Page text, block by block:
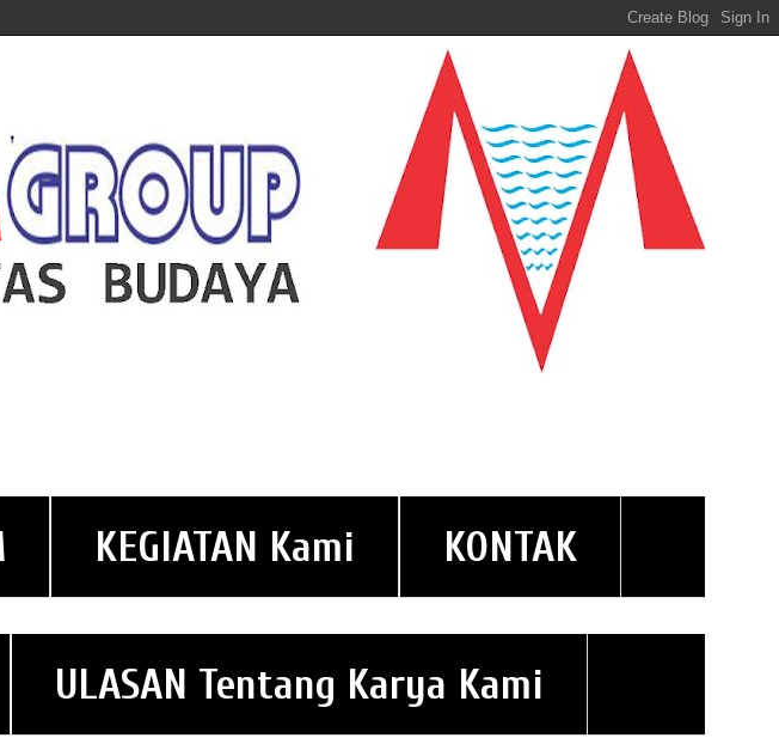
KEGIATAN Kami KONTAK
ULASAN Tentang Karya Kami